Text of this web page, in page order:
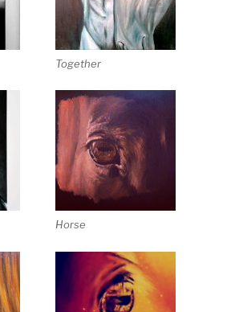
Together
Horse